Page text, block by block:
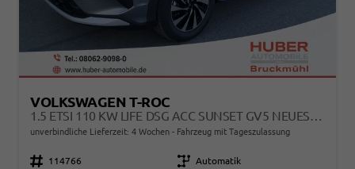
VOLKSWAGEN T-ROC
1.5 ETSI 110 KW LIFE DSG ACC SUNSET GV5 NEUES MODELL
unverbindliche Lieferzeit: 4 Wochen Fahrzeug mit Tageszulassung
Fahrzeugnr. 114766 Getriebe Automatik